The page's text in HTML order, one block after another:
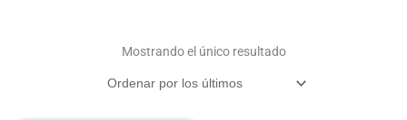
Mostrando el único resultado